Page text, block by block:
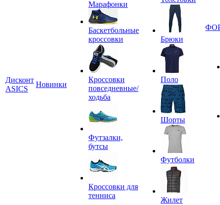
Дисконт
ASICS
Новинки
Марафонки
Баскетбольные
кроссовки
Кроссовки
повседневные/
ходьба
Футзалки,
бутсы
Кроссовки для
тенниса
Брюки
Поло
Шорты
Футболки
Жилет